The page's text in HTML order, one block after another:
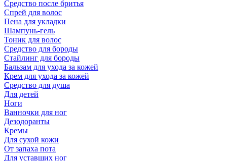
Средство после бритья
Спрей для волос
Пена для укладки
Шампунь-гель
Тоник для волос
Средство для бороды
Стайлинг для бороды
Бальзам для ухода за кожей
Крем для ухода за кожей
Средство для душа
Для детей
Ноги
Ванночки для ног
Дезодоранты
Кремы
Для сухой кожи
От запаха пота
Для уставших ног